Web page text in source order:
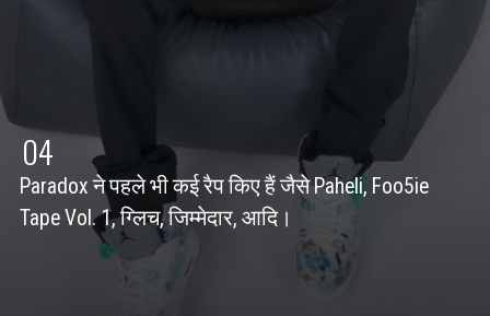
04
Paradox ने पहले भी कई रैप किए हैं जैसे Paheli, Foo5ie
Tape Vol. 1, ग्लिच, जिम्मेदार, आदि।